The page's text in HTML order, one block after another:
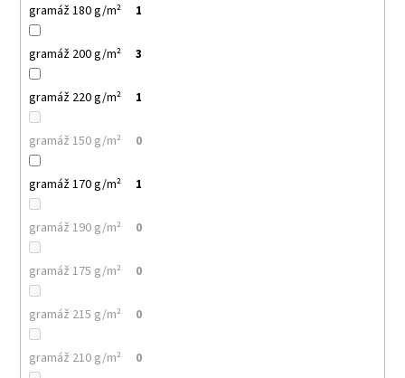
gramáž 180 g/m² 1
gramáž 200 g/m² 3
gramáž 220 g/m² 1
gramáž 150 g/m² 0
gramáž 170 g/m² 1
gramáž 190 g/m² 0
gramáž 175 g/m² 0
gramáž 215 g/m² 0
gramáž 210 g/m² 0
D
m
MULTIFUNKČNÍ
ŠÁTEK
NANUK
Kč